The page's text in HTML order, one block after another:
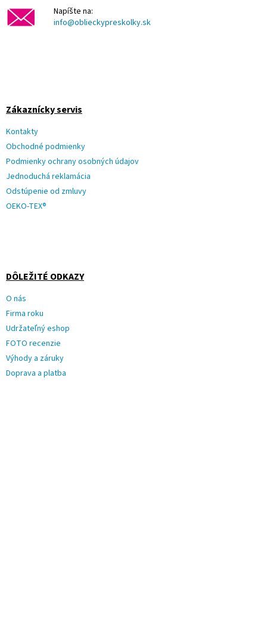
Napíšte na:
info@oblieckypreskolky.sk
Zákaznícky servis
Kontakty
Obchodné podmienky
Podmienky ochrany osobných údajov
Jednoduchá reklamácia
Odstúpenie od zmluvy
OEKO-TEX®
DÔLEŽITÉ ODKAZY
O nás
Firma roku
Udržateľný eshop
FOTO recenzie
Výhody a záruky
Doprava a platba